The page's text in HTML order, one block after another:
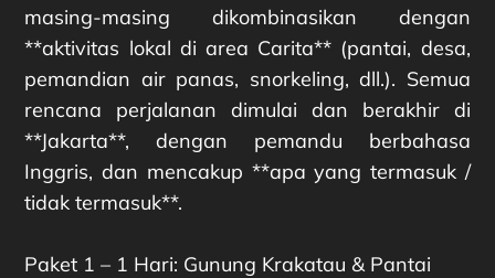
masing-masing dikombinasikan dengan
**aktivitas lokal di area Carita** (pantai, desa,
pemandian air panas, snorkeling, dll.). Semua
rencana perjalanan dimulai dan berakhir di
**Jakarta**, dengan pemandu berbahasa
Inggris, dan mencakup **apa yang termasuk /
tidak termasuk**.
Paket 1 – 1 Hari: Gunung Krakatau & Pantai